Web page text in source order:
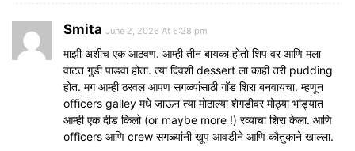
Smita June 2, 2026 At 6:28 pm
माझी अशीच एक आठवण. आम्ही तीन बायका होतो शिप वर आणि मला
वाटत गुडी पाडवा होता. त्या दिवशी dessert ला काही तरी pudding
होत. मग आम्ही ठरवल आपण सगळ्यांसाठी गॉड शिरा बनवायचा. म्हणून
officers galley मधे जाऊन त्या मोठाल्या शेगडीवर मोठ्या भांड्यात
आम्ही एक दीड किलो (or maybe more !) रव्याचा शिरा केला. आणि
officers आणि crew सगळ्यांनी खूप आवडीने आणि कौतुकाने खाल्ला.